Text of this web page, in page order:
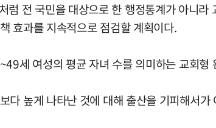
럼 전 국민을 대상으로 한 행정통계가 아니
효과를 지속적으로 점검할 계획이다.
세 여성의 평균 자녀 수를 의미하는 교회
다 높게 나타난 것에 대해 출산을 기피해서